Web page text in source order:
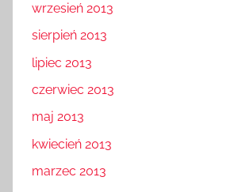
wrzesień 2013
sierpień 2013
lipiec 2013
czerwiec 2013
maj 2013
kwiecień 2013
marzec 2013